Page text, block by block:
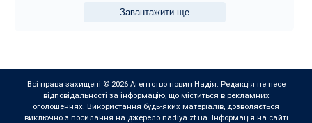
Завантажити ще
Всі права захищені © 2026 Агентство новин Надія. Редакція не несе
відповідальності за інформацію, що міститься в рекламних
оголошеннях. Використання будь-яких матеріалів, дозволяється
виключно з посилання на джерело nadiya.zt.ua. Інформація на сайті